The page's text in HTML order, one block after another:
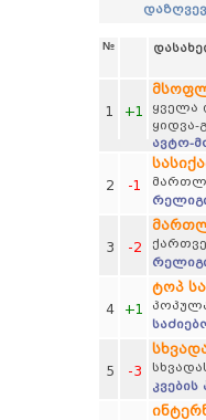
№
1 +1
ყველა
ყიდვა-
ავტო-
2 -1
3 -2
4 +1
ტოპ
5 -3